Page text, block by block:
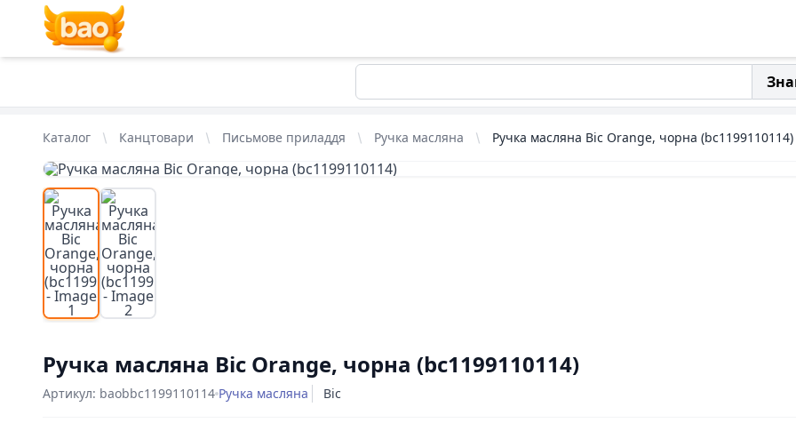
Каталог Канцтовари Письмове приладдя Ручка масляна Ручка масляна Bic Orange, чорна (bc1199110114)
-16%
Ручка масляна Bic Orange, чорна (bc1199110114)
Артикул: baobbc1199110114 Ручка масляна Bic